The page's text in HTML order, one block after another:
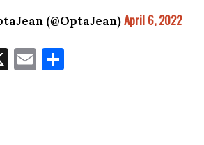
(@OptaJean)April 6, 2022
X E
m